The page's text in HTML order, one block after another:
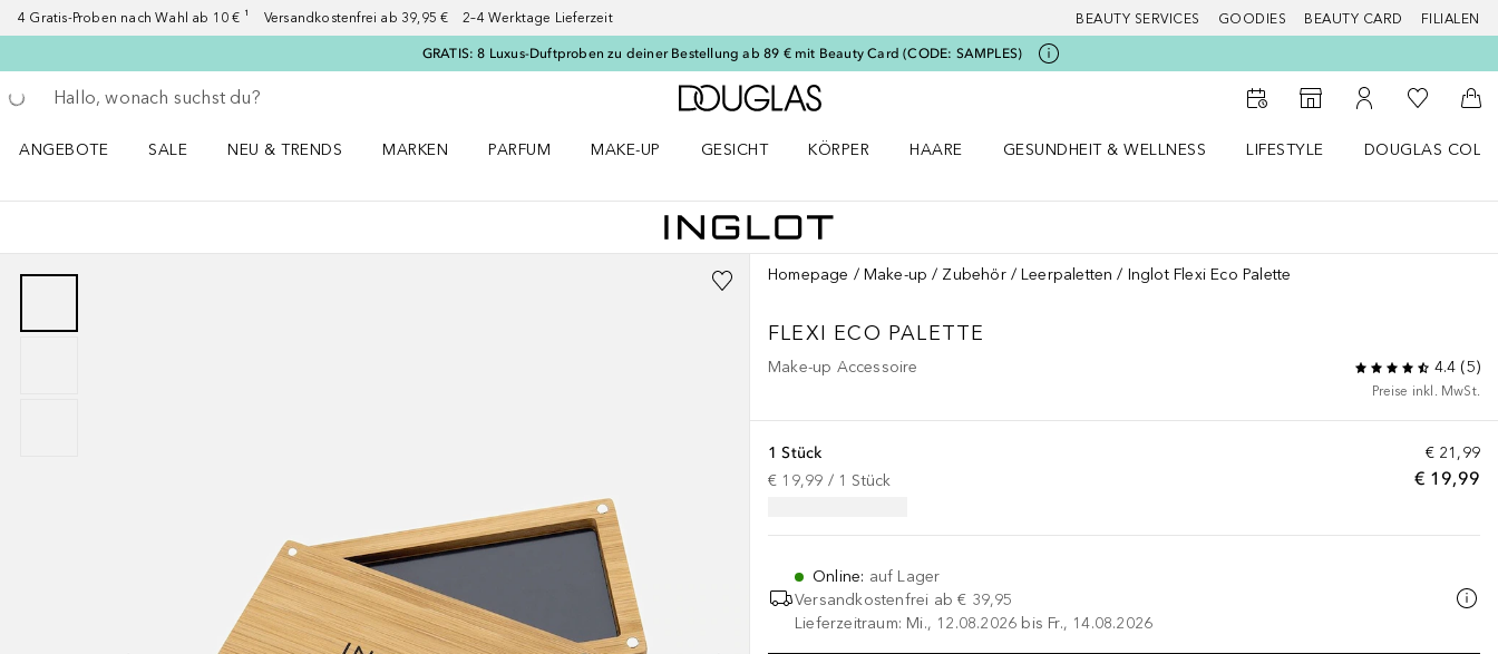
4 Gratis-Proben nach Wahl ab 10 € ¹ Versandkostenfrei ab 39,95 € 2–4 Werktage Lieferzeit BEAUTY SERVICES GOODIES BEAUTY CARD FILIALEN
GRATIS: 8 Luxus-Duftproben zu deiner Bestellung ab 89 € mit Beauty Card (CODE: SAMPLES)
Gehe zurück
Suche ausführen
Zur Douglas Startseite
Zum Storefinder
Zu Meinem
Zu Meiner
ANGEBOTE
SALE
NEU & TRENDS
MARKEN
PARFUM
MAKE-UP
GESICHT
KÖRPER
HAARE
GESUNDHEIT & WELLNESS
LIFESTYLE
DOUGLAS
Homepage Make-up Zubehör Leerpaletten Inglot Flexi Eco Palette
FLEXI ECO PALETTE
Make-up Accessoire 4.4 (5)
Preise inkl. MwSt.
€ 21,99
€ 19,99
1 Stück
€ 19,99 / 1 Stück
Online: auf Lager
Versandkostenfrei ab € 39,95
Lieferzeitraum: Mi., 12.08.2026 bis Fr., 14.08.2026